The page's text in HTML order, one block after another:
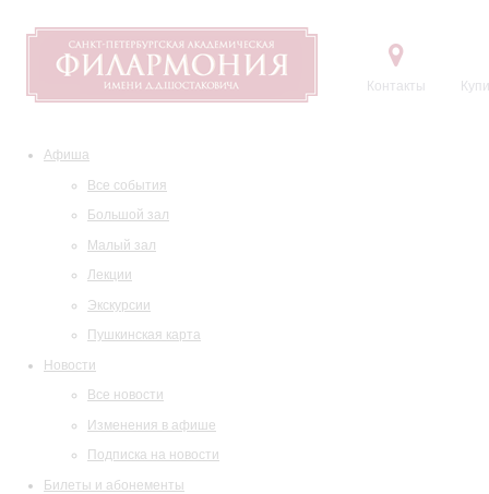
Контакты
Афиша
Все события
Большой зал
Малый зал
Лекции
Экскурсии
Пушкинская карта
Новости
Все новости
Изменения в афише
Подписка на новости
Билеты и абонементы